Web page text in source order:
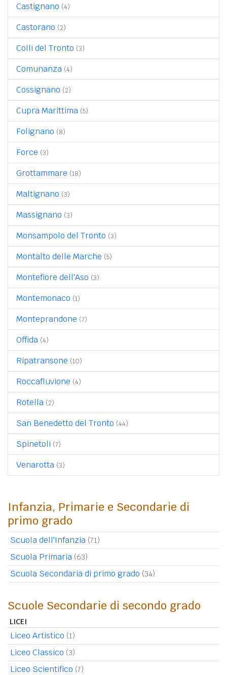
Castignano (4)
Castorano (2)
Colli del Tronto (3)
Comunanza (4)
Cossignano (2)
Cupra Marittima (5)
Folignano (8)
Force (3)
Grottammare (18)
Maltignano (3)
Massignano (3)
Monsampolo del Tronto (3)
Montalto delle Marche (5)
Montefiore dell'Aso (3)
Montemonaco (1)
Monteprandone (7)
Offida (4)
Ripatransone (10)
Roccafluvione (4)
Rotella (2)
San Benedetto del Tronto (44)
Spinetoli (7)
Venarotta (3)
Infanzia, Primarie e Secondarie di
primo grado
Scuola dell'Infanzia (71)
Scuola Primaria (63)
Scuola Secondaria di primo grado (34)
Scuole Secondarie di secondo grado
LICEI
Liceo Artistico (1)
Liceo Classico (3)
Liceo Scientifico (7)